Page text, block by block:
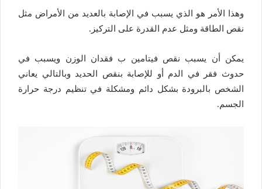
وهذا الأمر هو الذي يسبب في الإصابة بالعديد من الأمراض مثل
نقص الطاقة ومثل عدم القدرة على التركيز.
يمكن أن يسبب نقص فيتامين ب فقدان الوزن ويسبب في
حدوث فقر في الدم أو للإصابة بنقص الحديد وبالتالي يعاني
الشخص بالبرودة بشكل دائم ومشكلة في تنظيم درجة حرارة
الجسم.